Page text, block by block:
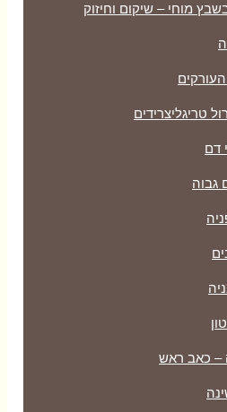
מוחי – שיקום וחיזוק
טריגליצרידים
דם
גבוה
– כאב ראש